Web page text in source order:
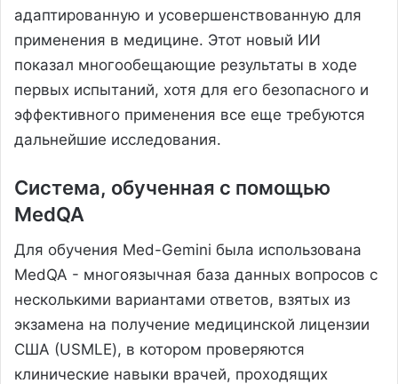
адаптированную и усовершенствованную для
применения в медицине. Этот новый ИИ
показал многообещающие результаты в ходе
первых испытаний, хотя для его безопасного и
эффективного применения все еще требуются
дальнейшие исследования.
Система, обученная с помощью
MedQA
Для обучения Med-Gemini была использована
MedQA - многоязычная база данных вопросов с
несколькими вариантами ответов, взятых из
экзамена на получение медицинской лицензии
США (USMLE), в котором проверяются
клинические навыки врачей, проходящих